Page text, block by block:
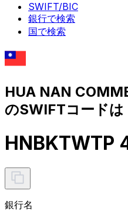
SWIFT/BIC
銀行で検索
国で検索
HUA NAN
のSWIFTコードは
HNBKTWTP
銀行名